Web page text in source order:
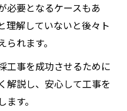
必要となるケースもあ
理解していないと後々ト
れます。
工事を成功させるために
解説し、安心して工事を
す。